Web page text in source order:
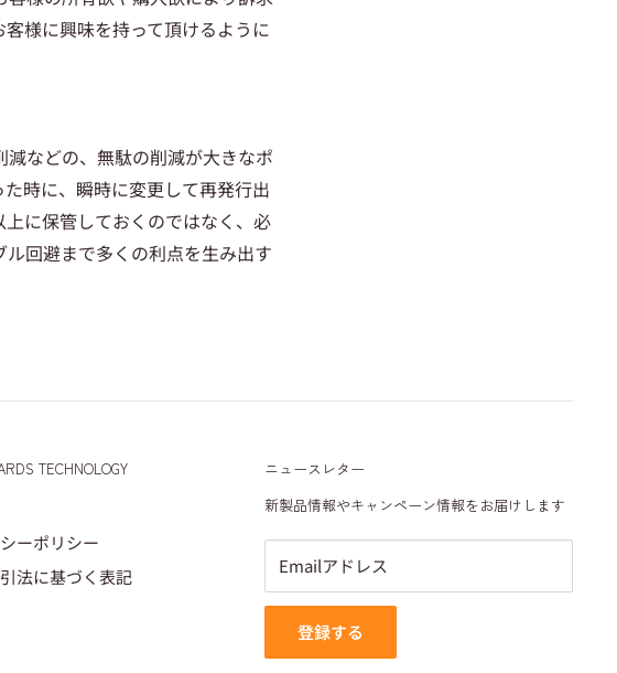
様に興味を持って頂けるように
などの、無駄の削減が大きなポ
時に、瞬時に変更して再発行出
に保管しておくのではなく、必
回避まで多くの利点を生み出す
TECHNOLOGY
ーポリシー
法に基づく表記
ニュースレター
新製品情報やキャンペーン情報をお届けします
Emailアドレス
登録する